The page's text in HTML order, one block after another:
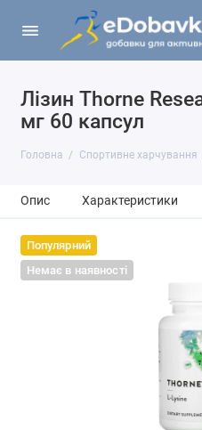
Лізин Thorne
мг 60 капсул
Головна Спортивне харчування
Опис Характеристики
Популярний
Немає в наявності